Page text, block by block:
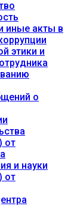
иные акты в
этики и
о
от
и науки
от